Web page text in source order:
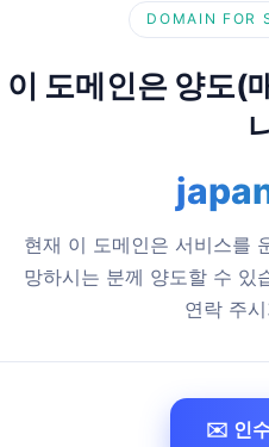
DOMAIN FOR
이 도메인은 양도(
현재 이 도메인은 서비스를
망하시는 분께 양도할 수 있
연락 주
✉️ 인